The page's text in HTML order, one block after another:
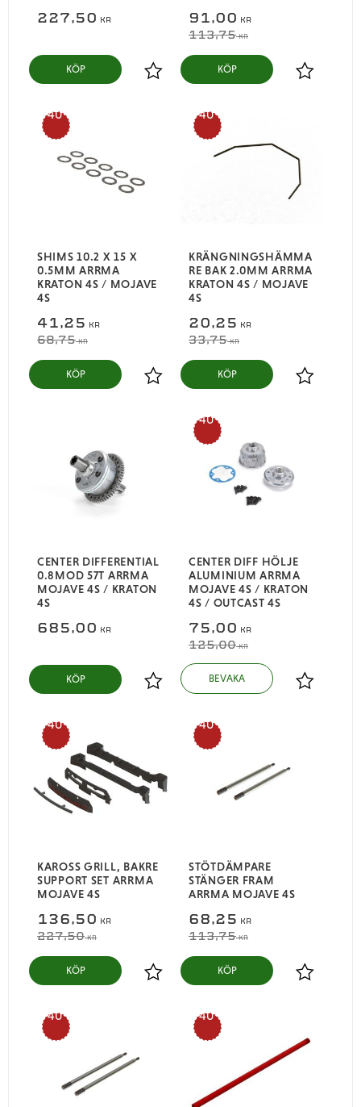
227,50 KR
Lägg till i favoriter
KÖP
91,00 KR
113,75KR
Lägg till i
KÖP
SHIMS 10.2 X 15 X
0.5MM ARRMA
KRATON 4S / MOJAVE
4S
41,25 KR
68,75KR
40
%
Lägg till i favoriter
KÖP
KRÄNGNINGSHÄMMA
RE BAK 2.0MM ARRMA
KRATON 4S / MOJAVE
4S
20,25 KR
33,75KR
40
%
Lägg till i
KÖP
CENTER DIFFERENTIAL
0.8MOD 57T ARRMA
MOJAVE 4S / KRATON
4S
685,00 KR
Lägg till i favoriter
KÖP
CENTER DIFF HÖLJE
ALUMINIUM ARRMA
MOJAVE 4S / KRATON
4S / OUTCAST 4S
75,00 KR
125,00KR
40
%
Lägg till i
KAROSS GRILL, BAKRE
SUPPORT SET ARRMA
MOJAVE 4S
136,50 KR
227,50KR
40
%
Lägg till i favoriter
KÖP
STÖTDÄMPARE
STÄNGER FRAM
ARRMA MOJAVE 4S
68,25 KR
113,75KR
40
%
Lägg till i
KÖP
40
%
40
%